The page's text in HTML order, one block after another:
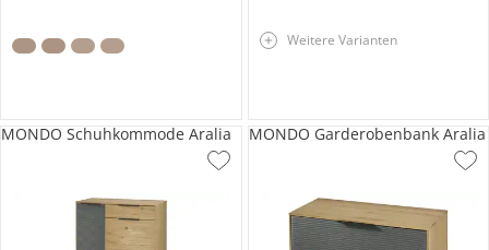
Weitere Varianten
MONDO Schuhkommode Aralia MONDO Garderobenbank Aralia